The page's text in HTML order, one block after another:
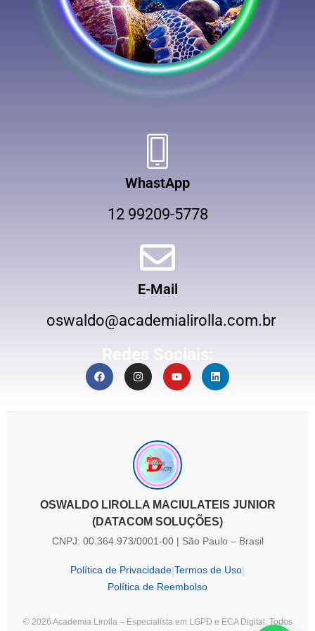
WhastApp
12 99209-5778
E-Mail
oswaldo@academialirolla.com.br
Redes Sociais:
OSWALDO LIROLLA MACIULATEIS JUNIOR
(DATACOM SOLUÇÕES)
CNPJ: 00.364.973/0001-00 | São Paulo – Brasil
Política de Privacidade Termos de Uso
Política de Reembolso
© 2026 Academia Lirolla – Especialista em LGPD e ECA Digital. Todos